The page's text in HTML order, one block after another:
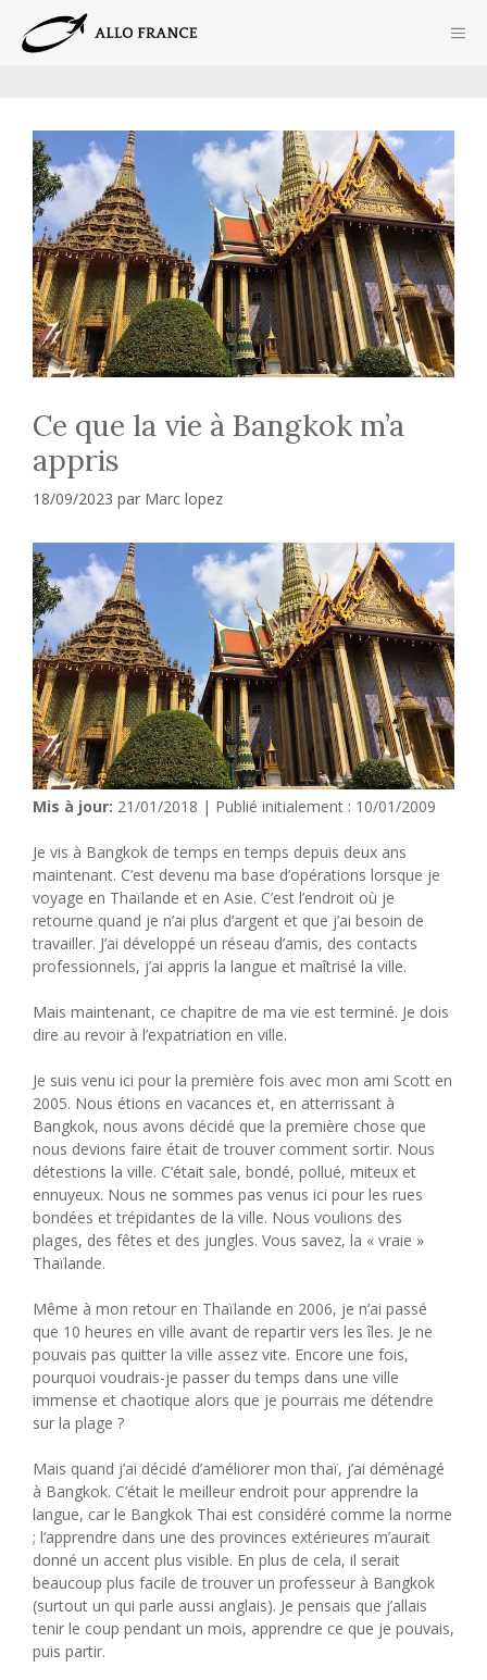
contenu
Ce que la vie à Bangkok m’a
appris
18/09/2023 par Marc lopez
Mis à jour: 21/01/2018 | Publié initialement : 10/01/2009
Je vis à Bangkok de temps en temps depuis deux ans
maintenant. C’est devenu ma base d’opérations lorsque je
voyage en Thaïlande et en Asie. C’est l’endroit où je
retourne quand je n’ai plus d’argent et que j’ai besoin de
travailler. J’ai développé un réseau d’amis, des contacts
professionnels, j’ai appris la langue et maîtrisé la ville.
Mais maintenant, ce chapitre de ma vie est terminé. Je dois
dire au revoir à l’expatriation en ville.
Je suis venu ici pour la première fois avec mon ami Scott en
2005. Nous étions en vacances et, en atterrissant à
Bangkok, nous avons décidé que la première chose que
nous devions faire était de trouver comment sortir. Nous
détestions la ville. C’était sale, bondé, pollué, miteux et
ennuyeux. Nous ne sommes pas venus ici pour les rues
bondées et trépidantes de la ville. Nous voulions des
plages, des fêtes et des jungles. Vous savez, la « vraie »
Thaïlande.
Même à mon retour en Thaïlande en 2006, je n’ai passé
que 10 heures en ville avant de repartir vers les îles. Je ne
pouvais pas quitter la ville assez vite. Encore une fois,
pourquoi voudrais-je passer du temps dans une ville
immense et chaotique alors que je pourrais me détendre
sur la plage ?
Mais quand j’ai décidé d’améliorer mon thaï, j’ai déménagé
à Bangkok. C’était le meilleur endroit pour apprendre la
langue, car le Bangkok Thai est considéré comme la norme
; l’apprendre dans une des provinces extérieures m’aurait
donné un accent plus visible. En plus de cela, il serait
beaucoup plus facile de trouver un professeur à Bangkok
(surtout un qui parle aussi anglais). Je pensais que j’allais
tenir le coup pendant un mois, apprendre ce que je pouvais,
puis partir.